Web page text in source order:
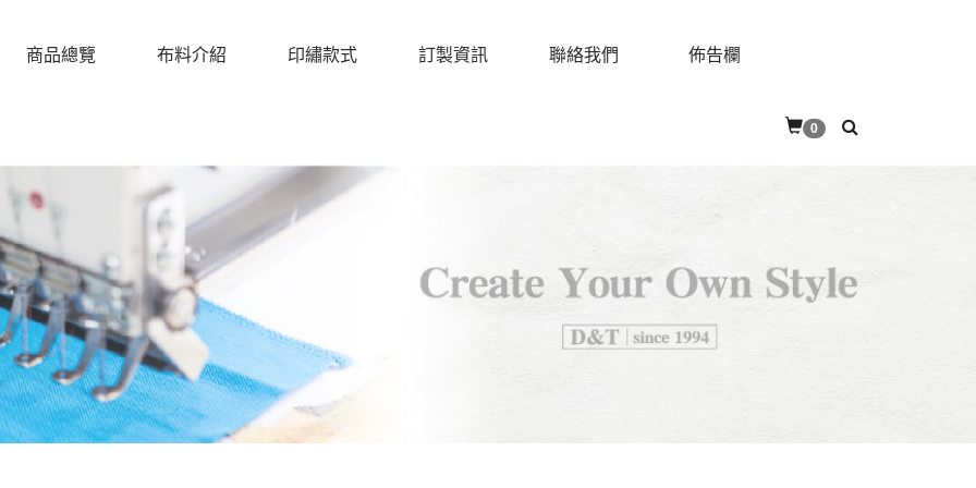
商品總覽 布料介紹 印繡款式 訂製資訊 聯絡我們 佈告欄
0